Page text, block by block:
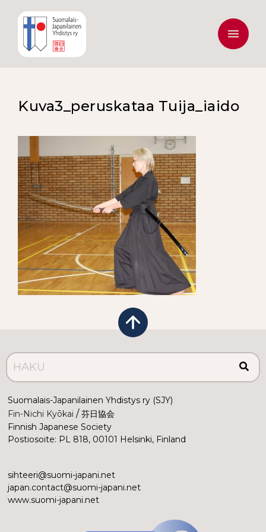
Kuva3_peruskataa Tuija_iaido
Suomalais-Japanilainen Yhdistys ry (SJY)
Fin-Nichi Kyōkai / 芬日協会
Finnish Japanese Society
Postiosoite: PL 818, 00101 Helsinki, Finland
sihteeri@suomi-japani.net
japan.contact@suomi-japani.net
www.suomi-japani.net